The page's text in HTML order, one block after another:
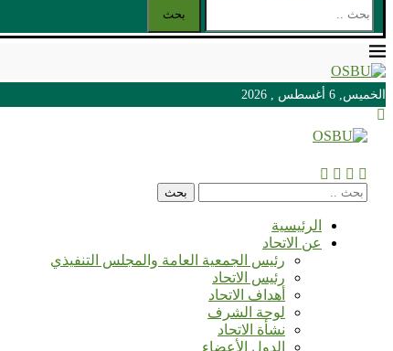
بحث
الخميس, 6 أغسطس , 2026
بحث
الرئيسية
عن الاتحاد
رئيس الجمعية العامة والمجلس التنفيذي
رئيس الاتحاد
أهداف الاتحاد
لوحة الشرف
نشأة الاتحاد
الدول الأعضاء